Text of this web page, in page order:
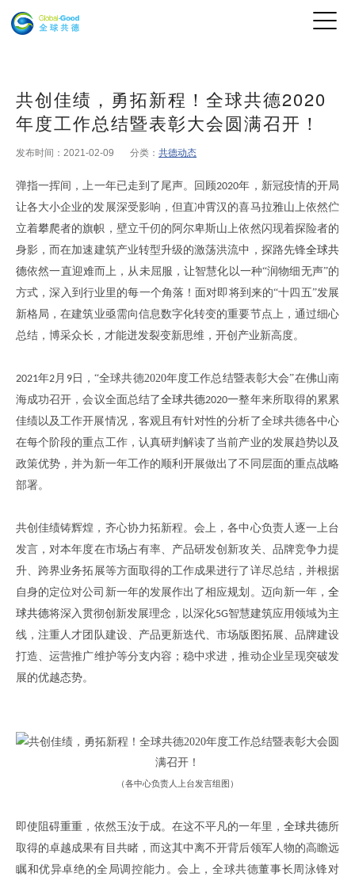
共创佳绩，勇拓新程！全球共德2020
年度工作总结暨表彰大会圆满召开！
发布时间：2021-02-09 分类： 共德动态
弹指一挥间，上一年已走到了尾声。 回顾2020年 ， 新冠疫情的开局
让各大小企业的发展深受影响，但直冲霄汉的喜马拉雅山上依然伫
立着攀爬者的旗帜 ， 壁立千仞的阿尔卑斯山上依然闪现着探险者的
身影 ， 而在加速建筑产业转型升级的激荡洪流中 ， 探路先锋全球共
德依然一直迎难而上，从未屈服 ，让智慧化以一种“润物细无声”的
方式，深入到行业里的每一个角落 ！ 面对即将到来的“十四五”发展
新格局 ，在建筑业亟需向信息数字化转变的重要节点上 ， 通过细心
总结 ， 博采众长 ， 才能迸发裂变新思维 ， 开创产业新高度。
2021年2月 9日，“全球共德2020年度工作总结暨表彰大会”在佛山南
海成功召开 ，会议全面总结了全球共德2020一整年来所取得的累累
佳绩以及工作开展情况， 客观且有针对性的分析了全球共德各中心
在每个阶段的重点工作， 认真研判解读了当前产业的发展趋势以及
政策优势 ， 并为新一年工作的顺利开展做出了不同层面的重点战略
部署。
共创佳绩铸辉煌，齐心协力拓新程。会上，各中心负责人逐一上台
发言 ，对本年度在市场占有率、 产品研发创新攻关、 品牌竞争力提
升、 跨界业务拓展等方面取得的工作成果进行了详尽总结，并根据
自身的定位对公司新一年的发展作出了相应规划。迈向新一年，全
球共德将深入贯彻创新发展理念 ， 以深化5G智慧建筑应用领域为主
线 ，注重人才团队建设、 产品更新迭代、市场版图拓展、 品牌建设
打造、运营推广维护等分支内容 ；稳中求进 ，推动企业呈现突破发
展的优越态势。
（各中心负责人上台发言组图 ）
即使阻碍重重 ， 依然玉汝于成。在这不平凡的一年里 ， 全球共德所
取得的卓越成果有目共睹， 而这其中离不开背后领军人物的高瞻远
瞩和优异卓绝的全局调控能力 。会上，全球共德董事长周泳锋对